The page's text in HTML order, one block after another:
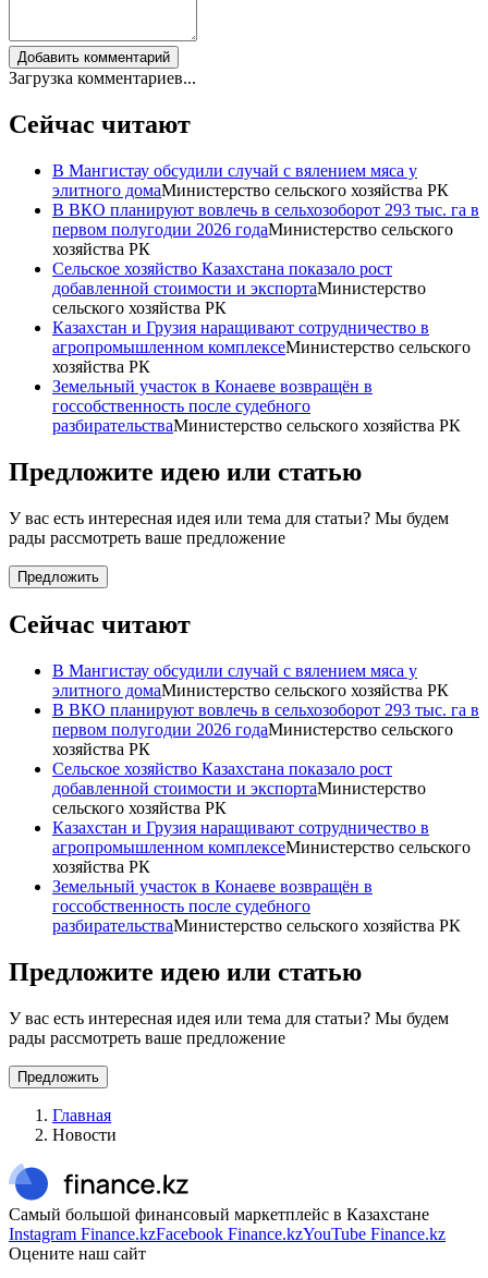
Добавить комментарий
Загрузка комментариев...
Сейчас читают
В Мангистау обсудили случай с вялением мяса у
элитного домаМинистерство сельского хозяйства РК
В ВКО планируют вовлечь в сельхозоборот 293 тыс. га в
первом полугодии 2026 годаМинистерство сельского
хозяйства РК
Сельское хозяйство Казахстана показало рост
добавленной стоимости и экспортаМинистерство
сельского хозяйства РК
Казахстан и Грузия наращивают сотрудничество в
агропромышленном комплексеМинистерство сельского
хозяйства РК
Земельный участок в Конаеве возвращён в
госсобственность после судебного
разбирательстваМинистерство сельского хозяйства РК
Предложите идею или статью
У вас есть интересная идея или тема для статьи? Мы будем
рады рассмотреть ваше предложение
Предложить
Сейчас читают
В Мангистау обсудили случай с вялением мяса у
элитного домаМинистерство сельского хозяйства РК
В ВКО планируют вовлечь в сельхозоборот 293 тыс. га в
первом полугодии 2026 годаМинистерство сельского
хозяйства РК
Сельское хозяйство Казахстана показало рост
добавленной стоимости и экспортаМинистерство
сельского хозяйства РК
Казахстан и Грузия наращивают сотрудничество в
агропромышленном комплексеМинистерство сельского
хозяйства РК
Земельный участок в Конаеве возвращён в
госсобственность после судебного
разбирательстваМинистерство сельского хозяйства РК
Предложите идею или статью
У вас есть интересная идея или тема для статьи? Мы будем
рады рассмотреть ваше предложение
Предложить
Главная
Новости
Самый большой финансовый маркетплейс в Казахстане
Instagram Finance.kzFacebook Finance.kzYouTube Finance.kz
Оцените наш сайт